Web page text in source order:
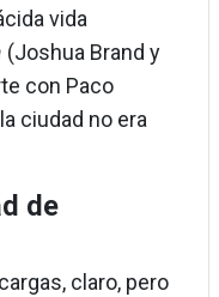
vida
(Joshua Brand y
con Paco
ciudad no era
de
claro, pero